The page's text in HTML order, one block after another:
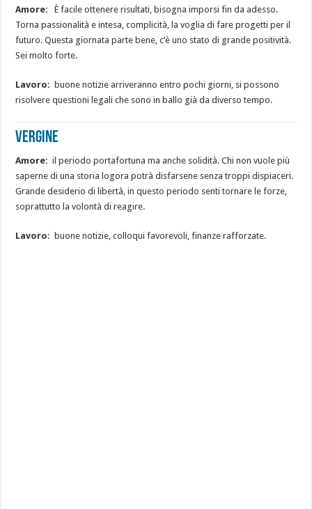
Amore:
È facile ottenere risultati, bisogna imporsi fin da adesso.
Torna passionalità e intesa, complicità, la voglia di fare progetti per il
futuro. Questa giornata parte bene, c’è uno stato di grande positività.
Sei molto forte.
Lavoro: buone notizie arriveranno entro pochi giorni, si possono
risolvere questioni legali che sono in ballo già da diverso tempo.
Vergine
Amore: il periodo portafortuna ma anche solidità. Chi non vuole più
saperne di una storia logora potrà disfarsene senza troppi dispiaceri.
Grande desiderio di libertà, in questo periodo senti tornare le forze,
soprattutto la volontà di reagire.
Lavoro: buone notizie, colloqui favorevoli, finanze rafforzate.